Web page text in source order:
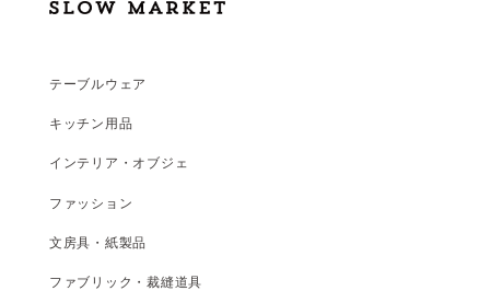
テーブルウェア
キッチン用品
インテリア・オブジェ
ファッション
文房具・紙製品
ファブリック・裁縫道具